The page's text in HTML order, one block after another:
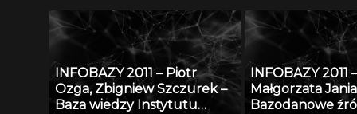
układu Li-Si
wiedzą i
naukowymi w
INFOBAZY 2011 – Piotr
Ozga, Zbigniew Szczurek –
Baza wiedzy Instytutu
INFOBAZY 2011 –
Małgorzata
Bazodanowe